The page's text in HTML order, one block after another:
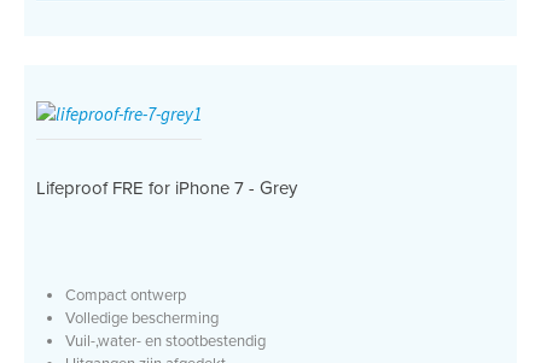
Lifeproof FRE for iPhone 7 - Grey
Compact ontwerp
Volledige bescherming
Vuil-,water- en stootbestendig